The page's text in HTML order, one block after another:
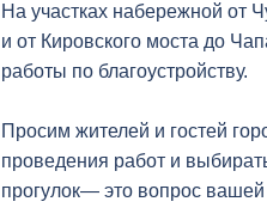
На участках набережной от
и от Кировского моста до
работы по благоустройству.
Просим жителей и гостей
проведения работ и
прогулок— это вопрос вашей